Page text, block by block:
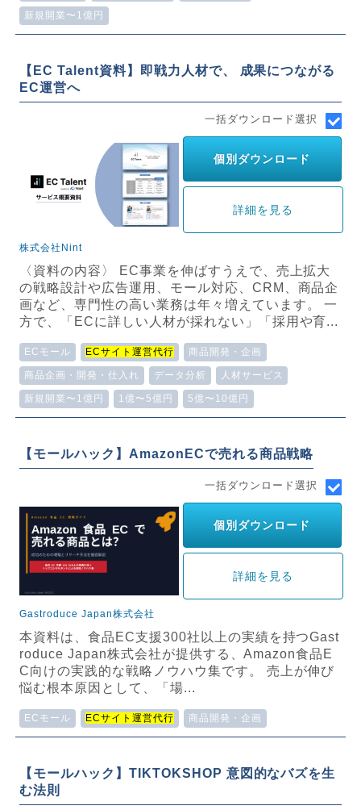
新規開業〜1億円
【EC Talent資料】即戦力人材で、 成果につながる
EC運営へ
一括ダウンロード選択
個別ダウンロード
詳細を見る
株式会社Nint
〈資料の内容〉 EC事業を伸ばすうえで、売上拡大
の戦略設計や広告運用、モール対応、CRM、商品企
画など、専門性の高い業務は年々増えています。 一
方で、「ECに詳しい人材が採れない」「採用や育...
ECモール ECサイト運営代行 商品開発・企画
商品企画・開発・仕入れ データ分析 人材サービス
新規開業〜1億円 1億〜5億円 5億〜10億円
【モールハック】AmazonECで売れる商品戦略
一括ダウンロード選択
個別ダウンロード
詳細を見る
Gastroduce Japan株式会社
本資料は、食品EC支援300社以上の実績を持つGast
roduce Japan株式会社が提供する、Amazon食品E
C向けの実践的な戦略ノウハウ集です。 売上が伸び
悩む根本原因として、「場...
ECモール ECサイト運営代行 商品開発・企画
【モールハック】TIKTOKSHOP 意図的なバズを生
む法則